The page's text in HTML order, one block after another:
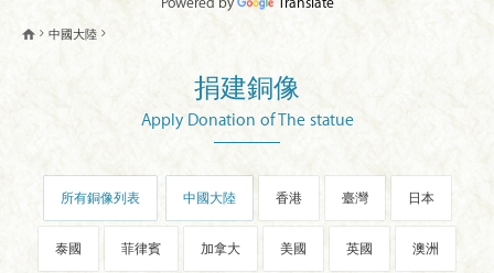
中國大陸
捐建銅像
Apply Donation of The statue
所有銅像列表 中國大陸 香港 臺灣 日本
泰國 菲律賓 加拿大 美國 英國 澳洲